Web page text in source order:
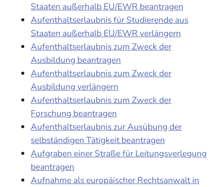
Staaten außerhalb EU/EWR beantragen
Aufenthaltserlaubnis für Studierende aus
Staaten außerhalb EU/EWR verlängern
Aufenthaltserlaubnis zum Zweck der
Ausbildung beantragen
Aufenthaltserlaubnis zum Zweck der
Ausbildung verlängern
Aufenthaltserlaubnis zum Zweck der
Forschung beantragen
Aufenthaltserlaubnis zur Ausübung der
selbständigen Tätigkeit beantragen
Aufgraben einer Straße für Leitungsverlegung
beantragen
Aufnahme als europäischer Rechtsanwalt in